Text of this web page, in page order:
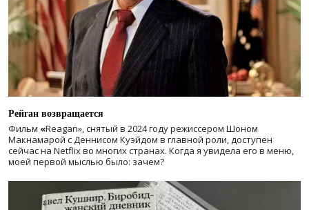
Рейган возвращается
Фильм «Reagan», снятый в 2024 годурежиссером Шоном
Макнамарой с Деннисом Куэйдом в главной роли, доступен
сейчас на Netflix во многих странах. Когда я увидела его в меню,
моей первой мыслью было: зачем?